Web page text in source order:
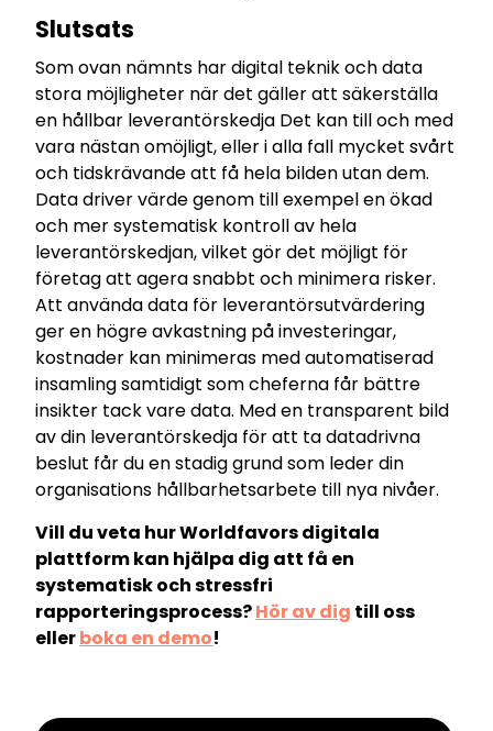
Slutsats
Som ovan nämnts har digital teknik och data
stora möjligheter när det gäller att säkerställa
en hållbar leverantörskedja Det kan till och med
vara nästan omöjligt, eller i alla fall mycket svårt
och tidskrävande att få hela bilden utan dem.
Data driver värde genom till exempel en ökad
och mer systematisk kontroll av hela
leverantörskedjan, vilket gör det möjligt för
företag att agera snabbt och minimera risker.
Att använda data för leverantörsutvärdering
ger en högre avkastning på investeringar,
kostnader kan minimeras med automatiserad
insamling samtidigt som cheferna får bättre
insikter tack vare data. Med en transparent bild
av din leverantörskedja för att ta datadrivna
beslut får du en stadig grund som leder din
organisations hållbarhetsarbete till nya nivåer.
Vill du veta hur Worldfavors digitala
plattform kan hjälpa dig att få en
systematisk och stressfri
rapporteringsprocess?Hör av dig till oss
ellerboka en demo!